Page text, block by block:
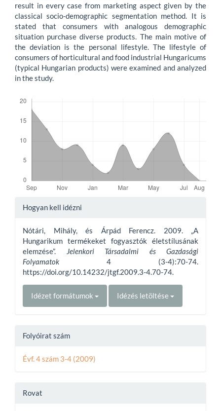
result in every case from marketing aspect given by the
classical socio-demographic segmentation method. It is
stated that consumers with analogous demographic
situation purchase diverse products. The main motive of
the deviation is the personal lifestyle. The lifestyle of
consumers of horticultural and food industrial Hungaricums
(typical Hungarian products) were examined and analyzed
in the study.
Article
Hogyan kell idézni
Nótári, Mihály, és Árpád Ferencz. 2009. „A
Hungarikum termékeket fogyasztók életstílusának
elemzése”.
Jelenkori Társadalmi és Gazdasági
Folyamatok 4 (3-4):70-74.
https://doi.org/10.14232/jtgf.2009.3-4.70-74.
Idézet formátumok Idézés letöltése
Folyóirat szám
Évf. 4 szám 3-4 (2009)
Rovat